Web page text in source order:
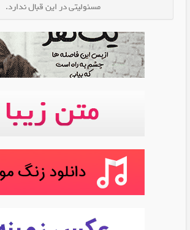
مسئولیتی در این قبال ندارد.